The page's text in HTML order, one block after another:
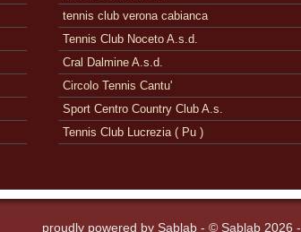
tennis club verona cabianca
Tennis Club Noceto A.s.d.
Cral Dalmine A.s.d.
Circolo Tennis Cantu'
Sport Centro Country Club A.s.
Tennis Club Lucrezia ( Pu )
proudly powered by Sablab - © Sablab 2026 -